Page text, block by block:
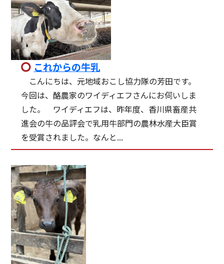
これからの牛乳
こんにちは、元地域おこし協力隊の芳田です。
今回は、酪農家のワイディエフさんにお伺いしま
した。 ワイディエフは、昨年度、香川県畜産共
進会の牛の品評会で乳用牛部門の農林水産大臣賞
を受賞されました。なんと...